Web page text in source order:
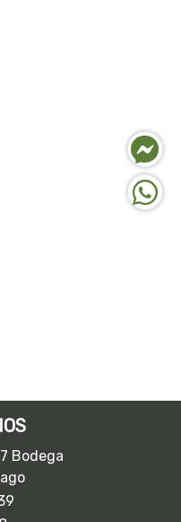
Bodega